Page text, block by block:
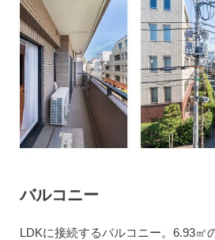
バルコニー
LDKに接続するバルコニー。6.93㎡